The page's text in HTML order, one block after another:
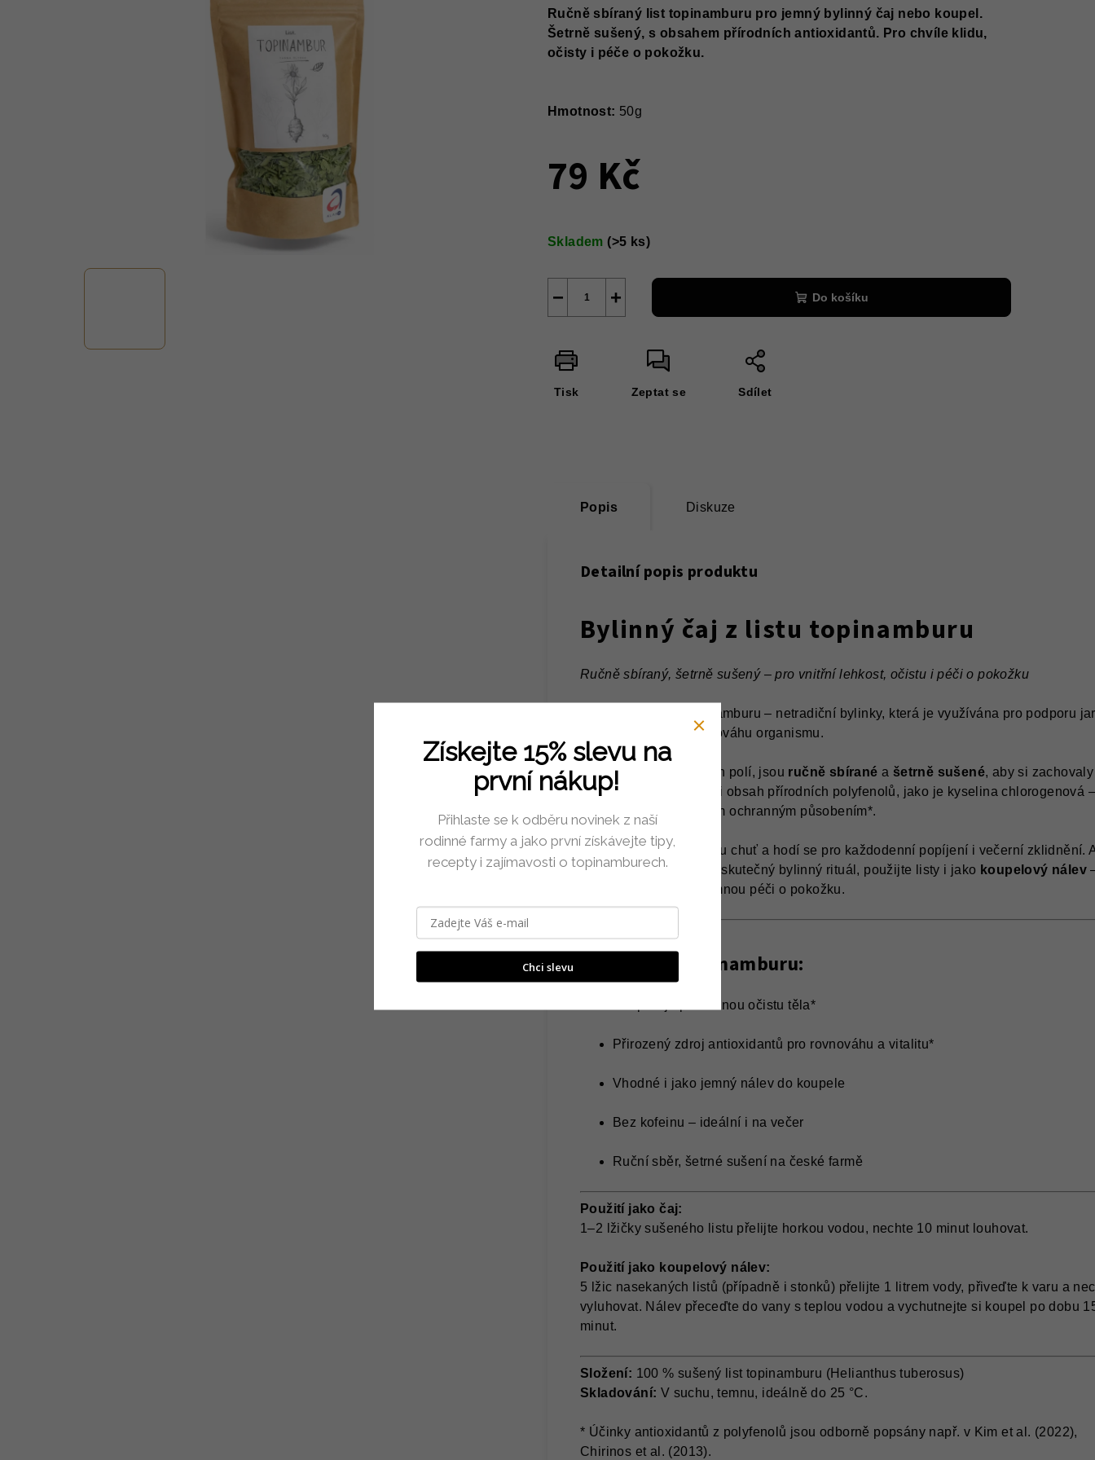
Ručně sbíraný list topinamburu pro jemný bylinný čaj nebo koupel.
Šetrně sušený, s obsahem přírodních antioxidantů. Pro chvíle klidu,
očisty i péče o pokožku.
Hmotnost: 50g
79 Kč
cena:
Skladem (>5 ks)
+
− Do košíku
Tisk Zeptat se Sdílet
Popis Diskuze
Detailní popis produktu
Bylinný čaj z listu topinamburu
Ručně sbíraný, šetrně sušený – pro vnitřní lehkost, očistu i péči o pokožku
Objevte sílu listu topinamburu – netradiční bylinky, která je využívána pro podporu
očisty a celkovou rovnováhu organismu.
Listy pocházejí z naších polí, jsou ručně sbírané a šetrně sušené, aby si
přirozenou barvu, vůni i obsah přírodních polyfenolů, jako je kyselina chlorogenová
antioxidant známý svým ochranným působením*.
Čaj má jemnou, zemitou chuť a hodí se pro každodenní popíjení i večerní zklidnění.
pokud si chcete dopřát skutečný bylinný rituál, použijte listy i jako koupelový nálev
uvolnění, prohřátí a jemnou péči o pokožku.
Co umí list topinamburu:
Podporuje přirozenou očistu těla*
Přirozený zdroj antioxidantů pro rovnováhu a vitalitu*
Vhodné i jako jemný nálev do koupele
Bez kofeinu – ideální i na večer
Ruční sběr, šetrné sušení na české farmě
Použití jako čaj:
1–2 lžičky sušeného listu přelijte horkou vodou, nechte 10 minut louhovat.
Použití jako koupelový nálev:
5 lžic nasekaných listů (případně i stonků) přelijte 1 litrem vody, přiveďte k varu a
vyluhovat. Nálev přeceďte do vany s teplou vodou a vychutnejte si koupel po dobu
minut.
Složení: 100 % sušený list topinamburu (Helianthus tuberosus)
Skladování: V suchu, temnu, ideálně do 25 °C.
* Účinky antioxidantů z polyfenolů jsou odborně popsány např. v Kim et al. (2022),
Chirinos et al. (2013).
Získejte 15% slevu na
první nákup!
Přihlaste se k odběru novinek z naší
rodinné farmy a jako první získávejte tipy,
recepty i zajímavosti o topinamburech.
Chci slevu